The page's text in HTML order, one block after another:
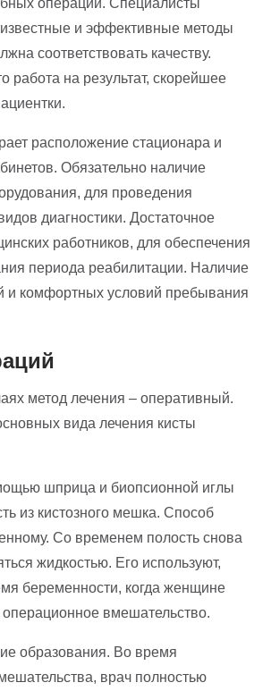
и эффективные методы
соответствовать качеству.
работа на результат, скорейшее
расположение стационара и
Обязательно наличие
для проведения
диагностики. Достаточное
работников, для обеспечения
периода реабилитации. Наличие
и комфортных условий пребывания
метод лечения – оперативный.
вида лечения кисты
шприца и биопсионной иглы
из кистозного мешка. Способ
Со временем полость снова
жидкостью. Его используют,
беременности, когда женщине
операционное вмешательство.
образования. Во время
врач полностью